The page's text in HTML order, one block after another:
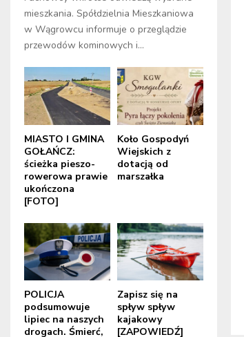
mieszkania. Spółdzielnia Mieszkaniowa
w Wągrowcu informuje o przeglądzie
przewodów kominowych i...
MIASTO I GMINA
GOŁAŃCZ:
ścieżka pieszo-
rowerowa prawie
ukończona
[FOTO]
Koło Gospodyń
Wiejskich z
dotacją od
marszałka
POLICJA
podsumowuje
lipiec na naszych
drogach. Śmierć,
Zapisz się na
spływ spływ
kajakowy
[ZAPOWIEDŹ]